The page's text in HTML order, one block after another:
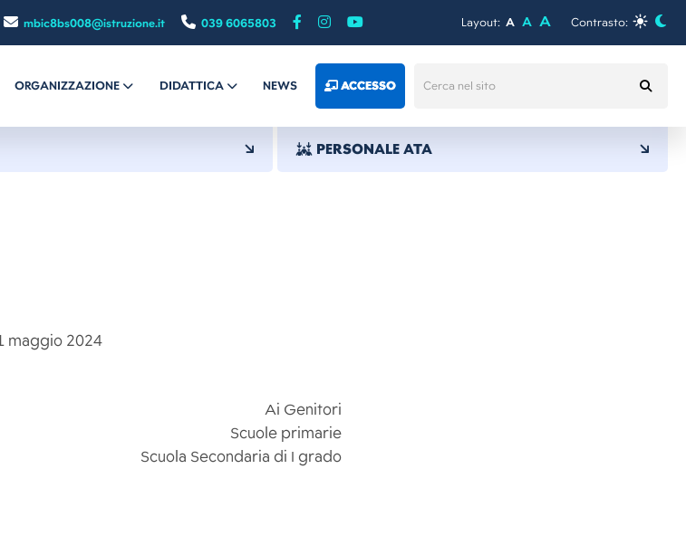
mbic8bs008@istruzione.it 039 6065803 Layout: A A A Contrasto:
ORGANIZZAZIONE DIDATTICA NEWS ACCESSO
PERSONALE ATA
2024
Ai Genitori
Scuole primarie
Scuola Secondaria di I grado